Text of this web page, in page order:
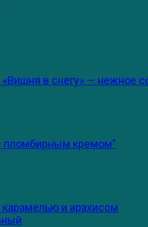
в снегу» — нежное
пломбирным кремом”
карамелью и арахисом